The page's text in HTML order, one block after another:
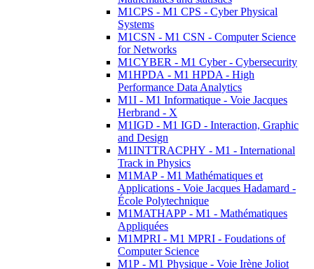
M1CPS - M1 CPS - Cyber Physical
Systems
M1CSN - M1 CSN - Computer Science
for Networks
M1CYBER - M1 Cyber - Cybersecurity
M1HPDA - M1 HPDA - High
Performance Data Analytics
M1I - M1 Informatique - Voie Jacques
Herbrand - X
M1IGD - M1 IGD - Interaction, Graphic
and Design
M1INTTRACPHY - M1 - International
Track in Physics
M1MAP - M1 Mathématiques et
Applications - Voie Jacques Hadamard -
École Polytechnique
M1MATHAPP - M1 - Mathématiques
Appliquées
M1MPRI - M1 MPRI - Foudations of
Computer Science
M1P - M1 Physique - Voie Irène Joliot